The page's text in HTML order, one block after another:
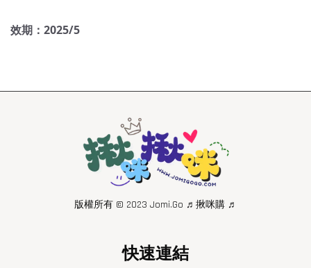
效期：2025/5
版權所有 © 2023 Jomi.Go ♬揪咪購 ♬
快速連結